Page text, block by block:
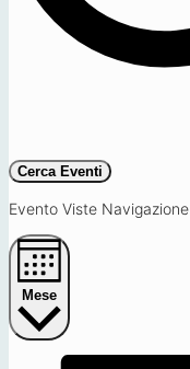
Cerca Eventi
Evento Viste Navigazione
Mese